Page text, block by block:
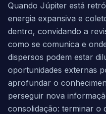
Quando Júpiter está
energia expansiva e
dentro, convidando a
como se comunica e
dispersos podem estar
oportunidades externas
aprofundar o
perseguir nova
consolidação: terminar o